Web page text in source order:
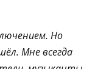
Но
Мне всегда